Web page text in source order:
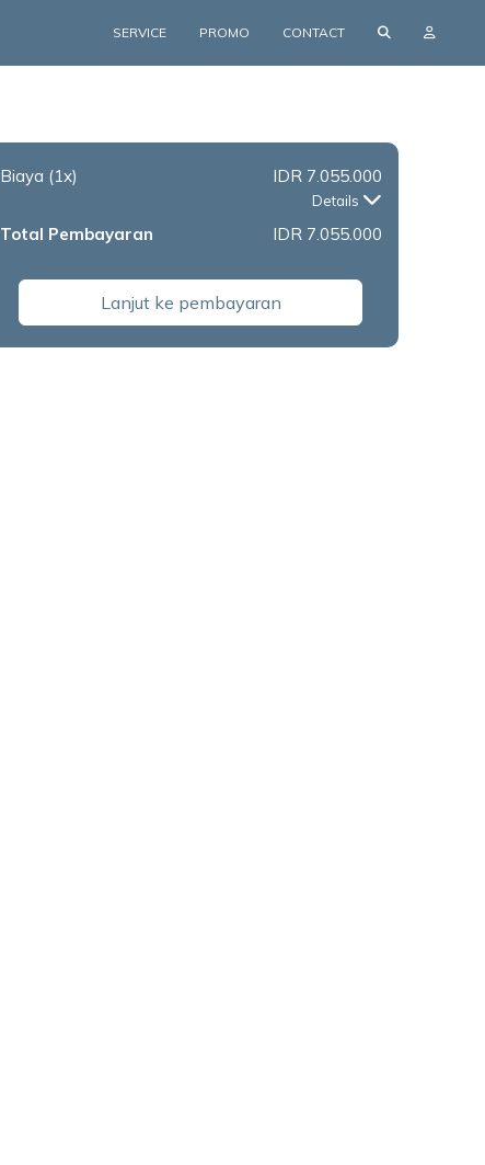
SERVICE PROMO CONTACT
Biaya (1x) IDR 7.055.000
Details
Total Pembayaran IDR 7.055.000
Lanjut ke pembayaran